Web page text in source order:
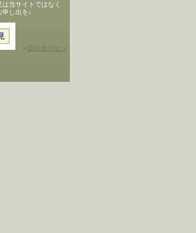
当サイトではなく
し出を↓
＞
国民生活セン